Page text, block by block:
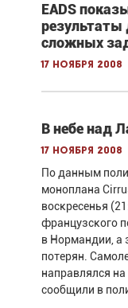
EADS
результаты
сложных
17 ноября 2008
В небе над
17 ноября 2008
По данным
моноплана
воскресенья
французского
в Нормандии, а
потерян.
направлялся
сообщили в